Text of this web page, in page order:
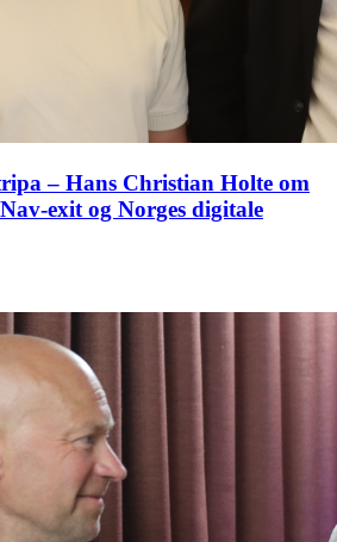
– Hans Christian Holte om
exit og Norges digitale